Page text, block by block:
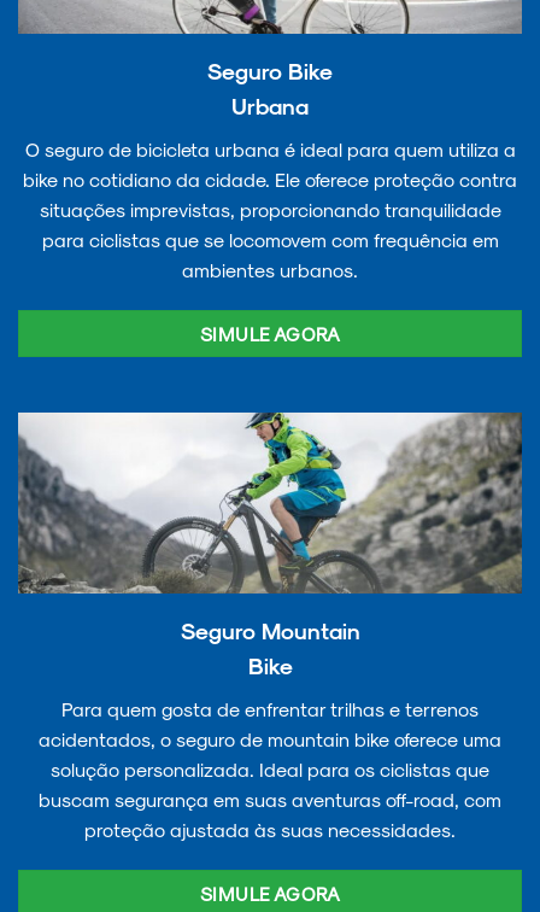
Seguro Bike
Urbana
O seguro de bicicleta urbana é ideal para quem utiliza a
bike no cotidiano da cidade. Ele oferece proteção contra
situações imprevistas, proporcionando tranquilidade
para ciclistas que se locomovem com frequência em
ambientes urbanos.
SIMULE AGORA
Seguro Mountain
Bike
Para quem gosta de enfrentar trilhas e terrenos
acidentados, o seguro de mountain bike oferece uma
solução personalizada. Ideal para os ciclistas que
buscam segurança em suas aventuras off-road, com
proteção ajustada às suas necessidades.
SIMULE AGORA